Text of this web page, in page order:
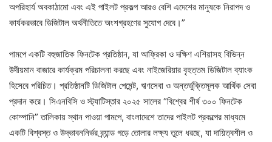
অপরিহার্য অবকাঠামো এবং এই পাইলট প্রকল্প আরও বেশি এদেশের মানুষকে নিরাপদ ও
কার্যকরভাবে ডিজিটাল অর্থনীতিতে অংশগ্রহণের সুযোগ দেবে।”
পামপে একটি বহুজাতিক ফিনটেক প্রতিষ্ঠান, যা আফ্রিকা ও দক্ষিণ এশিয়াসহ বিভিন্ন
উদীয়মান বাজারে কার্যক্রম পরিচালনা করছে এবং নাইজেরিয়ার বৃহত্তম ডিজিটাল ব্যাংক
হিসেবে পরিচিত। প্রতিষ্ঠানটি ডিজিটাল পেমেন্ট, ঋণসেবা ও অন্তর্ভুক্তিমূলক আর্থিক সেবা
প্রদান করে। সিএনবিসি ও স্ট্যাটিস্তার ২০২৫ সালের “বিশ্বের শীর্ষ ৩০০ ফিনটেক
কোম্পানি” তালিকায় স্থান পাওয়া পামপে, বাংলাদেশে তাদের পাইলট প্রকল্পের মাধ্যমে
একটি বিশ্বস্ত ও উদ্ভাবননির্ভর ব্র্যান্ড গড়ে তোলার লক্ষ্য তুলে ধরছে, যা দায়িত্বশীল ও